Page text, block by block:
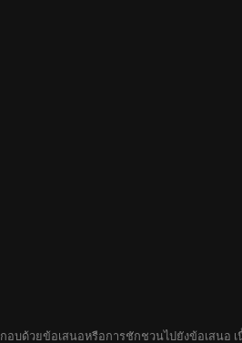
อบด้วยข้อเสนอหรือการชักชวนไปยังข้อเสน